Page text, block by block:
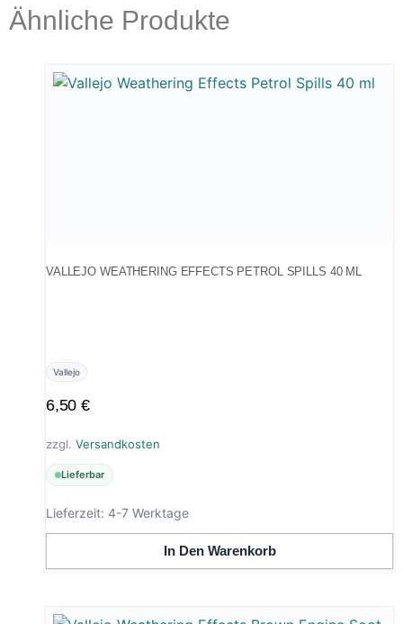
Ähnliche Produkte
VALLEJO WEATHERING EFFECTS PETROL SPILLS 40 ML
Vallejo
6,50€
zzgl. Versandkosten
Lieferbar
Lieferzeit: 4-7 Werktage
In Den Warenkorb